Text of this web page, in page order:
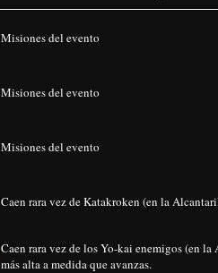
Misiones del evento
Misiones del evento
Misiones del evento
Caen rara vez de Katakroken (en la
Caen rara vez de los Yo-kai enemigos (en
más alta a medida que avanzas.